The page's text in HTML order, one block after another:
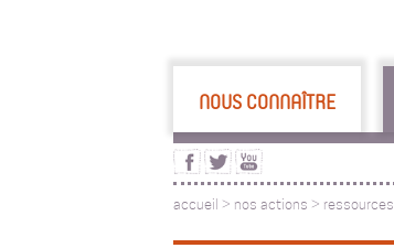
NOUS CONNAÎTRE
accueil > nos actions > ressources